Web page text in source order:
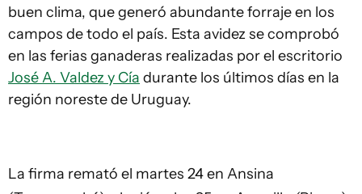
buen clima, que generó abundante forraje en los
campos de todo el país. Esta avidez se comprobó
en las ferias ganaderas realizadas por el escritorio
José A. Valdez y Cía durante los últimos días en la
región noreste de Uruguay.
La firma remató el martes 24 en Ansina